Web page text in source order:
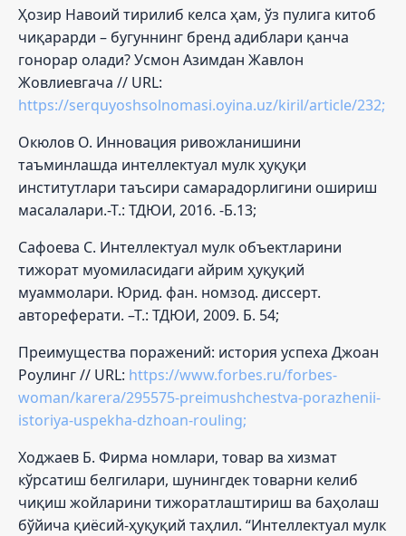
Ҳозир Навоий тирилиб келса ҳам, ўз пулига китоб
чиқарарди – бугуннинг бренд адиблари қанча
гонорар олади? Усмон Азимдан Жавлон
Жовлиевгача // URL:
https://serquyoshsolnomasi.oyina.uz/kiril/article/232;
Окюлов О. Инновация ривожланишини
таъминлашда интеллектуал мулк ҳуқуқи
институтлари таъсири самарадорлигини ошириш
масалалари.-Т.: ТДЮИ, 2016. -Б.13;
Сафоева С. Интеллектуал мулк объектларини
тижорат муомиласидаги айрим ҳуқуқий
муаммолари. Юрид. фан. номзод. диссерт.
автореферати. –Т.: ТДЮИ, 2009. Б. 54;
Преимущества поражений: история успеха Джоан
Роулинг // URL: https://www.forbes.ru/forbes-
woman/karera/295575-preimushchestva-porazhenii-
istoriya-uspekha-dzhoan-rouling;
Ходжаев Б. Фирма номлари, товар ва хизмат
кўрсатиш белгилари, шунингдек товарни келиб
чиқиш жойларини тижоратлаштириш ва баҳолаш
бўйича қиёсий-ҳуқуқий таҳлил. “Интеллектуал мулк